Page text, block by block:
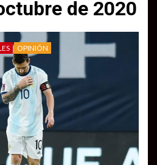
de 2020
OPINIÓN